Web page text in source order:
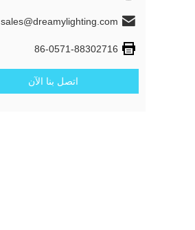
sales@dreamylighting.com
86-0571-88302716
اتصل بنا الآن